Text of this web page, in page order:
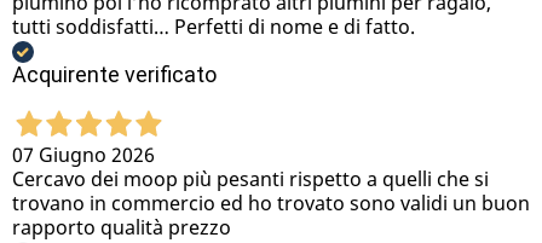
tutti soddisfatti… Perfetti di nome e di fatto.
Acquirente verificato
07 Giugno 2026
Cercavo dei moop più pesanti rispetto a quelli che si
trovano in commercio ed ho trovato sono validi un buon
rapporto qualità prezzo